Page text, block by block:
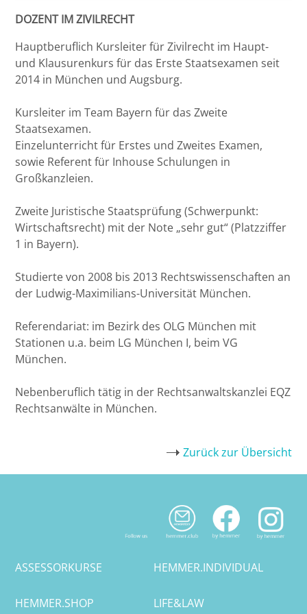
DOZENT IM ZIVILRECHT
Hauptberuflich Kursleiter für Zivilrecht im Haupt-
und Klausurenkurs für das Erste Staatsexamen seit
2014 in München und Augsburg.
Kursleiter im Team Bayern für das Zweite
Staatsexamen.
Einzelunterricht für Erstes und Zweites Examen,
sowie Referent für Inhouse Schulungen in
Großkanzleien.
Zweite Juristische Staatsprüfung (Schwerpunkt:
Wirtschaftsrecht) mit der Note „sehr gut“ (Platzziffer
1 in Bayern).
Studierte von 2008 bis 2013 Rechtswissenschaften an
der Ludwig-Maximilians-Universität München.
Referendariat: im Bezirk des OLG München mit
Stationen u.a. beim LG München I, beim VG
München.
Nebenberuflich tätig in der Rechtsanwaltskanzlei EQZ
Rechtsanwälte in München.
Zurück zur Übersicht
ASSESSORKURSE HEMMER.INDIVIDUAL
HEMMER.SHOP LIFE&LAW
Bremen
Düsseldorf
Frankfurt/Main
Frankfurt/O.
Gießen
Greifswald
Halle
Hannover
Jena